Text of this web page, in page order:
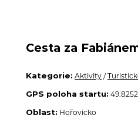
Cesta za
Kategorie: Aktivity /
GPS poloha startu:
Oblast: Hořovicko